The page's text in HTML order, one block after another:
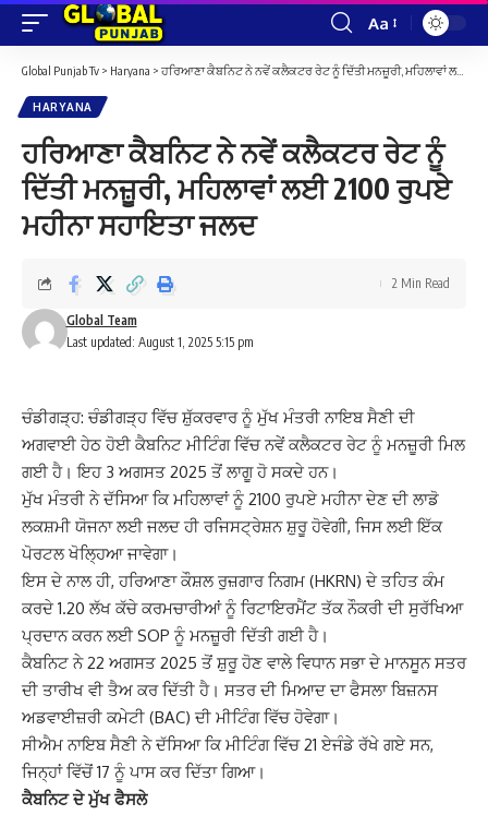
Font
Resizer
Aa
Global Punjab Tv > Haryana > ਹਰਿਆਣਾ ਕੈਬਨਿਟ ਨੇ ਨਵੇਂ ਕਲੈਕਟਰ ਰੇਟ ਨੂੰ ਦਿੱਤੀ ਮਨਜ਼ੂਰੀ, ਮਹਿਲਾਵਾਂ ਲਈ 2100 ਰੁਪਏ ਮਹੀਨਾ ਸਹਾਇਤਾ ਜਲਦ
HARYANA
ਹਰਿਆਣਾ ਕੈਬਨਿਟ ਨੇ ਨਵੇਂ ਕਲੈਕਟਰ ਰੇਟ ਨੂੰ
ਦਿੱਤੀ ਮਨਜ਼ੂਰੀ, ਮਹਿਲਾਵਾਂ ਲਈ 2100 ਰੁਪਏ
ਮਹੀਨਾ ਸਹਾਇਤਾ ਜਲਦ
Last updated: August 1, 2025 5:15 pm
Global Team
2 Min Read
ਚੰਡੀਗੜ੍ਹ: ਚੰਡੀਗੜ੍ਹ ਵਿੱਚ ਸ਼ੁੱਕਰਵਾਰ ਨੂੰ ਮੁੱਖ ਮੰਤਰੀ ਨਾਇਬ ਸੈਣੀ ਦੀ
ਅਗਵਾਈ ਹੇਠ ਹੋਈ ਕੈਬਨਿਟ ਮੀਟਿੰਗ ਵਿੱਚ ਨਵੇਂ ਕਲੈਕਟਰ ਰੇਟ ਨੂੰ ਮਨਜ਼ੂਰੀ ਮਿਲ
ਗਈ ਹੈ। ਇਹ 3 ਅਗਸਤ 2025 ਤੋਂ ਲਾਗੂ ਹੋ ਸਕਦੇ ਹਨ।
ਮੁੱਖ ਮੰਤਰੀ ਨੇ ਦੱਸਿਆ ਕਿ ਮਹਿਲਾਵਾਂ ਨੂੰ 2100 ਰੁਪਏ ਮਹੀਨਾ ਦੇਣ ਦੀ ਲਾਡੋ
ਲਕਸ਼ਮੀ ਯੋਜਨਾ ਲਈ ਜਲਦ ਹੀ ਰਜਿਸਟ੍ਰੇਸ਼ਨ ਸ਼ੁਰੂ ਹੋਵੇਗੀ, ਜਿਸ ਲਈ ਇੱਕ
ਪੋਰਟਲ ਖੋਲ੍ਹਿਆ ਜਾਵੇਗਾ।
ਇਸ ਦੇ ਨਾਲ ਹੀ, ਹਰਿਆਣਾ ਕੌਸ਼ਲ ਰੁਜ਼ਗਾਰ ਨਿਗਮ (HKRN) ਦੇ ਤਹਿਤ ਕੰਮ
ਕਰਦੇ 1.20 ਲੱਖ ਕੱਚੇ ਕਰਮਚਾਰੀਆਂ ਨੂੰ ਰਿਟਾਇਰਮੈਂਟ ਤੱਕ ਨੌਕਰੀ ਦੀ ਸੁਰੱਖਿਆ
ਪ੍ਰਦਾਨ ਕਰਨ ਲਈ SOP ਨੂੰ ਮਨਜ਼ੂਰੀ ਦਿੱਤੀ ਗਈ ਹੈ।
ਕੈਬਨਿਟ ਨੇ 22 ਅਗਸਤ 2025 ਤੋਂ ਸ਼ੁਰੂ ਹੋਣ ਵਾਲੇ ਵਿਧਾਨ ਸਭਾ ਦੇ ਮਾਨਸੂਨ ਸਤਰ
ਦੀ ਤਾਰੀਖ ਵੀ ਤੈਅ ਕਰ ਦਿੱਤੀ ਹੈ। ਸਤਰ ਦੀ ਮਿਆਦ ਦਾ ਫੈਸਲਾ ਬਿਜ਼ਨਸ
ਅਡਵਾਈਜ਼ਰੀ ਕਮੇਟੀ (BAC) ਦੀ ਮੀਟਿੰਗ ਵਿੱਚ ਹੋਵੇਗਾ।
ਸੀਐਮ ਨਾਇਬ ਸੈਣੀ ਨੇ ਦੱਸਿਆ ਕਿ ਮੀਟਿੰਗ ਵਿੱਚ 21 ਏਜੰਡੇ ਰੱਖੇ ਗਏ ਸਨ,
ਜਿਨ੍ਹਾਂ ਵਿੱਚੋਂ 17 ਨੂੰ ਪਾਸ ਕਰ ਦਿੱਤਾ ਗਿਆ।
ਕੈਬਨਿਟ ਦੇ ਮੁੱਖ ਫੈਸਲੇ